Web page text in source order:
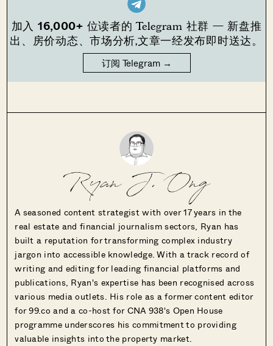
加入 16,000+ 位读者的 Telegram 社群 — 新盘推
出、房价动态、市场分析,文章一经发布即时送达。
订阅 Telegram →
Ryan J. Ong
A seasoned content strategist with over 17 years in the
real estate and financial journalism sectors, Ryan has
built a reputation for transforming complex industry
jargon into accessible knowledge. With a track record of
writing and editing for leading financial platforms and
publications, Ryan's expertise has been recognised across
various media outlets. His role as a former content editor
for 99.co and a co-host for CNA 938's Open House
programme underscores his commitment to providing
valuable insights into the property market.